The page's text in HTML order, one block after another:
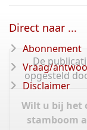
De
opgesteld
Wilt u bij het
stamboom
Direct naar ...
Abonnement
Vraag/
Disclaimer